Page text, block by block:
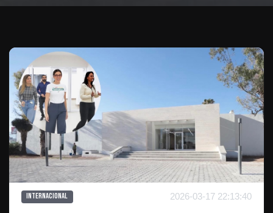
Te puede interesar
Internacional 2026-03-17 22:13:40